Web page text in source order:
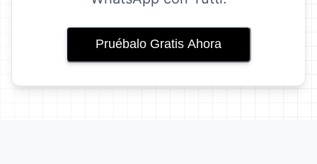
Pruébalo Gratis Ahora